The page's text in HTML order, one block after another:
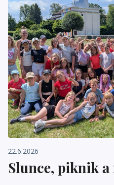
22.6.2026
Slunce, piknik